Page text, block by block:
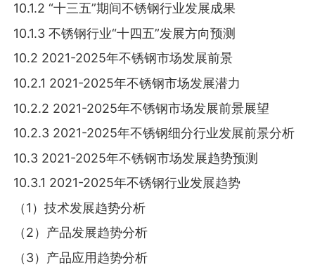
10.1.2 “十三五”期间不锈钢行业发展成果
10.1.3 不锈钢行业“十四五”发展方向预测
10.2 2021-2025年不锈钢市场发展前景
10.2.1 2021-2025年不锈钢市场发展潜力
10.2.2 2021-2025年不锈钢市场发展前景展望
10.2.3 2021-2025年不锈钢细分行业发展前景分析
10.3 2021-2025年不锈钢市场发展趋势预测
10.3.1 2021-2025年不锈钢行业发展趋势
（1）技术发展趋势分析
（2）产品发展趋势分析
（3）产品应用趋势分析